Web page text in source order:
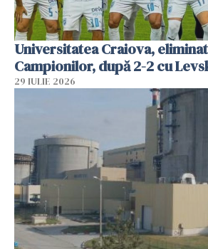
Universitatea Craiova,
Campionilor, după 2-2 cu
29 IULIE 2026